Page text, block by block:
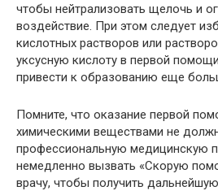
чтобы нейтрализовать щелочь и
воздействие. При этом следует
кислотных растворов или
уксусную кислоту в первой
привести к образованию еще
Помните, что оказание первой
химическими веществами не
профессиональную медицинскую
немедленно вызвать «Скорую
врачу, чтобы получить